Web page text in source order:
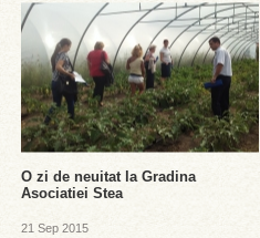
O zi de neuitat la Gradina
Asociatiei Stea
21 Sep 2015